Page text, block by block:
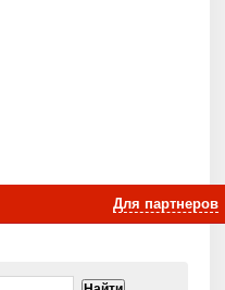
Для партнеров